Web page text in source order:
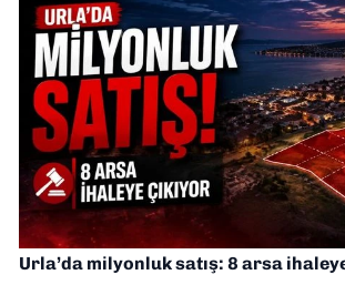
Urla’da milyonluk satış: 8 arsa